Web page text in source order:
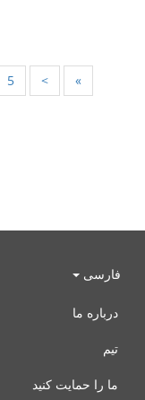
5 > »
فارسی
درباره ما
تیم
ما را حمایت کنید